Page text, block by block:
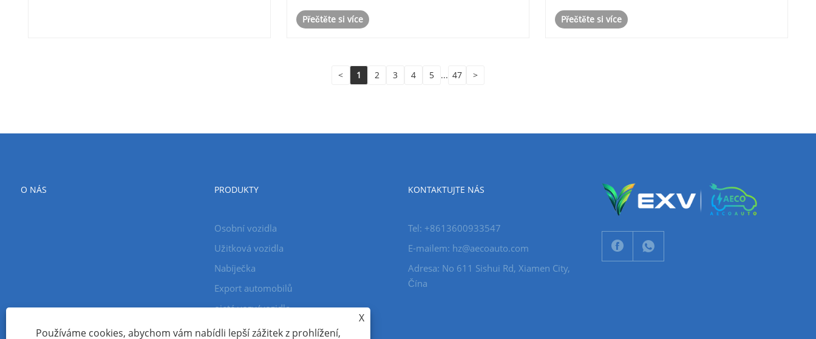
prostředí. Tento blog prozkoumá funkc......
Přečtěte si více
spolehlivost, škálovatelnost a ziskovost. Cl......
Přečtěte si více
< 1 2 3 4 5 ... 47 >
O NÁS PRODUKTY
Osobní vozidla
Užitková vozidla
Nabíječka
Export automobilů
ojeté vozy/vozidla
KONTAKTUJTE NÁS
Tel: +8613600933547
E-mailem: hz@aecoauto.com
Adresa: No 611 Sishui Rd, Xiamen City,
Čína
X
Používáme cookies, abychom vám nabídli lepší zážitek z prohlížení,